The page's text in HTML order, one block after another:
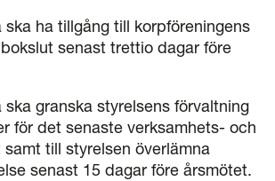
ska ha tillgång till korpföreningens
senast trettio dagar före
ska granska styrelsens förvaltning
för det senaste verksamhets- och
till styrelsen överlämna
senast 15 dagar före årsmötet.